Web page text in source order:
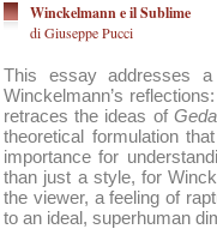
Winckelmann e il Sublime
di Giuseppe Pucci
This essay addresses
Winckelmann’s
retraces the ideas of
theoretical formulation
importance for
than just a style, for
the viewer, a feeling of
to an ideal, superhuman